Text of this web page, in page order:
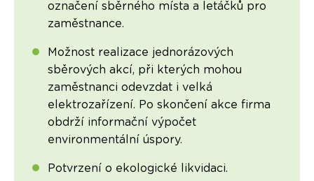
označení sběrného místa a letáčků pro
zaměstnance.
Možnost realizace jednorázových
sběrových akcí, při kterých mohou
zaměstnanci odevzdat i velká
elektrozařízení. Po skončení akce firma
obdrží informační výpočet
environmentální úspory.
Potvrzení o ekologické likvidaci.